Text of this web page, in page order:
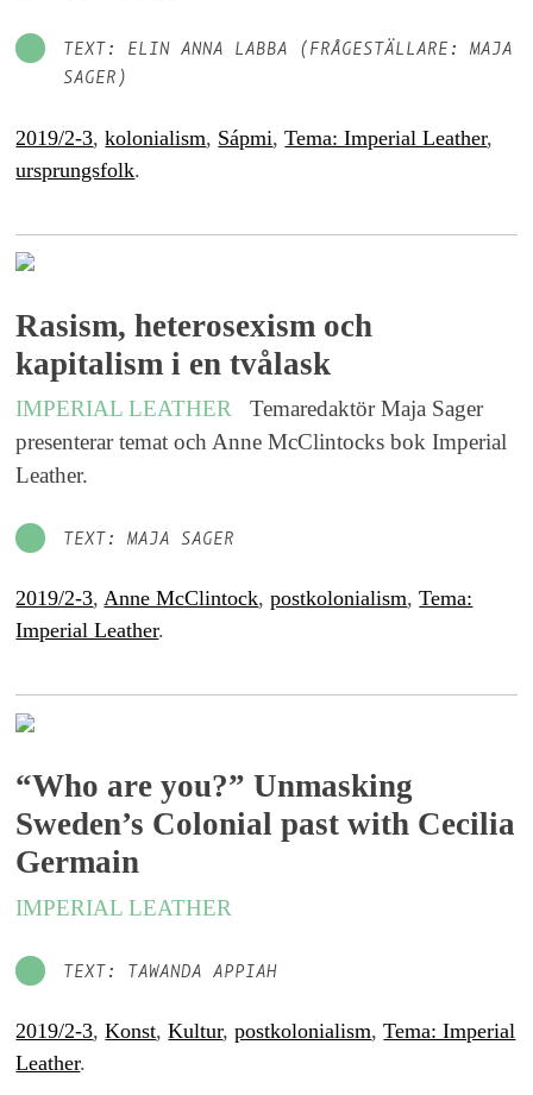
TEXT: ELIN ANNA LABBA (FRÅGESTÄLLARE: MAJA
SAGER)
2019/2-3,kolonialism, Sápmi,Tema: Imperial Leather,
ursprungsfolk.
Rasism, heterosexism och
kapitalism i en tvålask
IMPERIAL LEATHER
Temaredaktör Maja Sager
presenterar temat och Anne McClintocks bok Imperial
Leather.
TEXT: MAJA SAGER
2019/2-3,Anne McClintock,postkolonialism,Tema:
Imperial Leather.
“Who are you?” Unmasking
Sweden’s Colonial past with Cecilia
Germain
IMPERIAL LEATHER
TEXT: TAWANDA APPIAH
2019/2-3,Konst,Kultur,postkolonialism,Tema: Imperial
Leather.